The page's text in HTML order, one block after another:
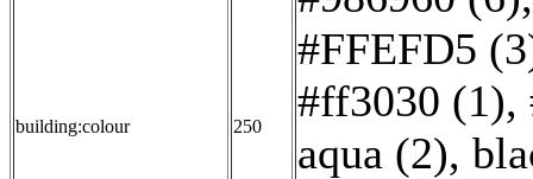
building:colour 250
#FFEFD5
#ff3030 (1),
aqua (2),